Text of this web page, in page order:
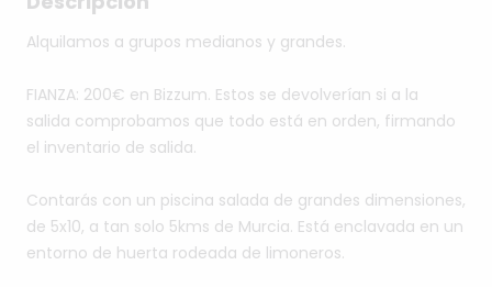
Alquilamos a grupos medianos y grandes.
FIANZA: 200€ en Bizzum. Estos se devolverían si a la
salida comprobamos que todo está en orden​,​ firmando
el inventario de salida.
Contarás con un piscina salada de grandes dimensiones​,​
de 5x10​,​ a tan solo 5kms de Murcia. Está enclavada en un
entorno de huerta rodeada de limoneros.